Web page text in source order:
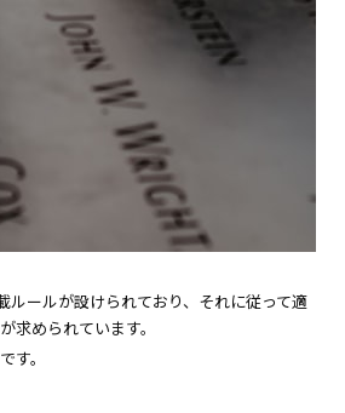
ルールが設けられており、それに従って適
求められています。
す。